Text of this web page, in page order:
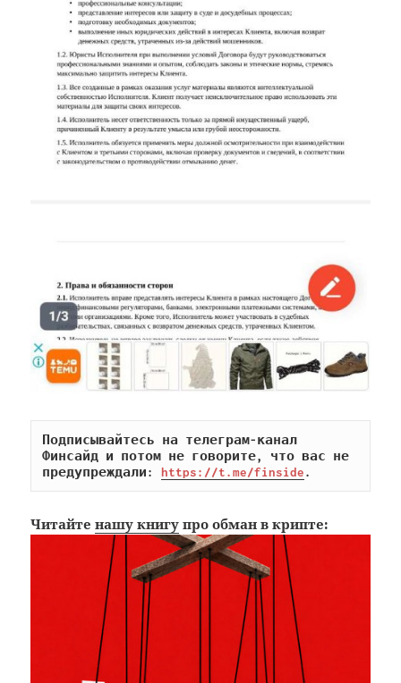
Подписывайтесь на телеграм-канал
Финсайд и потом не говорите, что вас не
предупреждали: https://t.me/finside.
Читайтенашу книгу про обман в крипте: